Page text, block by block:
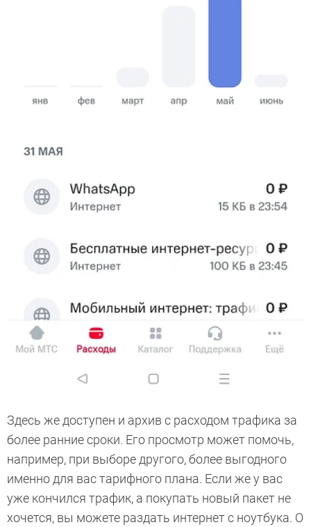
Здесь же доступен и архив с расходом трафика за
более ранние сроки. Его просмотр может помочь,
например, при выборе другого, более выгодного
именно для вас тарифного плана. Если же у вас
уже кончился трафик, а покупать новый пакет не
хочется, вы можете раздать интернет с ноутбука. О